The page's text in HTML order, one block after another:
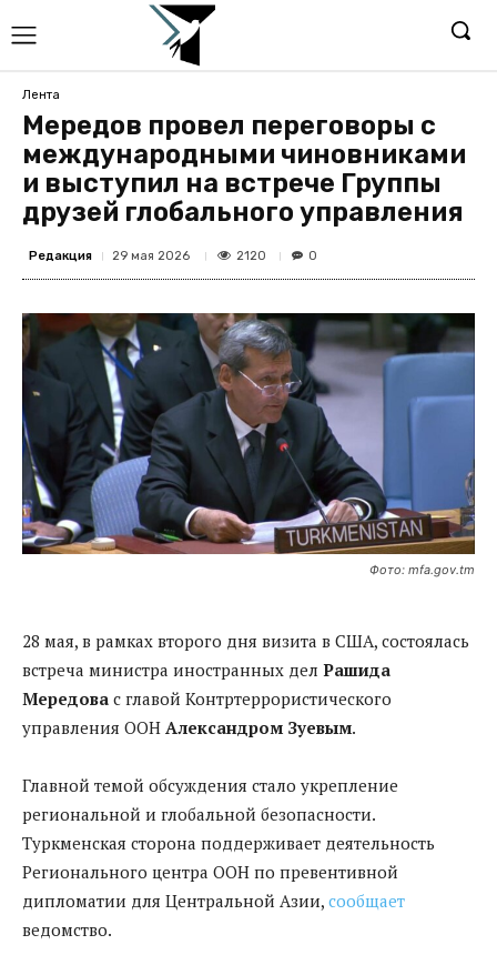
Лента
Мередов провел переговоры с
международными чиновниками
и выступил на встрече Группы
друзей глобального управления
Редакция 29 мая 2026 2120 0
Фото: mfa.gov.tm
28 мая, в рамках второго дня визита в США, состоялась
встреча министра иностранных дел Рашида
Мередова с главой Контртеррористического
управления ООН Александром Зуевым.
Главной темой обсуждения стало укрепление
региональной и глобальной безопасности.
Туркменская сторона поддерживает деятельность
Регионального центра ООН по превентивной
дипломатии для Центральной Азии, сообщает
ведомство.